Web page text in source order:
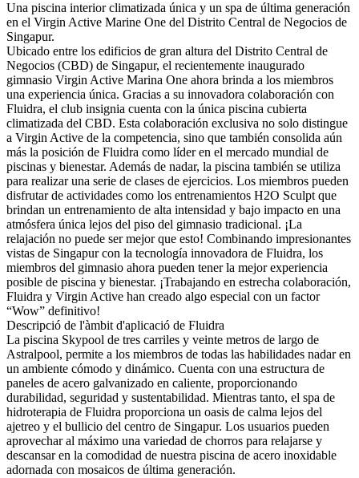
Una piscina interior climatizada única y un spa de última generación
en el Virgin Active Marine One del Distrito Central de Negocios de
Singapur.
Ubicado entre los edificios de gran altura del Distrito Central de
Negocios (CBD) de Singapur, el recientemente inaugurado
gimnasio Virgin Active Marina One ahora brinda a los miembros
una experiencia única. Gracias a su innovadora colaboración con
Fluidra, el club insignia cuenta con la única piscina cubierta
climatizada del CBD. Esta colaboración exclusiva no solo distingue
a Virgin Active de la competencia, sino que también consolida aún
más la posición de Fluidra como líder en el mercado mundial de
piscinas y bienestar. Además de nadar, la piscina también se utiliza
para realizar una serie de clases de ejercicios. Los miembros pueden
disfrutar de actividades como los entrenamientos H2O Sculpt que
brindan un entrenamiento de alta intensidad y bajo impacto en una
atmósfera única lejos del piso del gimnasio tradicional. ¡La
relajación no puede ser mejor que esto! Combinando impresionantes
vistas de Singapur con la tecnología innovadora de Fluidra, los
miembros del gimnasio ahora pueden tener la mejor experiencia
posible de piscina y bienestar. ¡Trabajando en estrecha colaboración,
Fluidra y Virgin Active han creado algo especial con un factor
“Wow” definitivo!
Descripció de l'àmbit d'aplicació de Fluidra
La piscina Skypool de tres carriles y veinte metros de largo de
Astralpool, permite a los miembros de todas las habilidades nadar en
un ambiente cómodo y dinámico. Cuenta con una estructura de
paneles de acero galvanizado en caliente, proporcionando
durabilidad, seguridad y sustentabilidad. Mientras tanto, el spa de
hidroterapia de Fluidra proporciona un oasis de calma lejos del
ajetreo y el bullicio del centro de Singapur. Los usuarios pueden
aprovechar al máximo una variedad de chorros para relajarse y
descansar en la comodidad de nuestra piscina de acero inoxidable
adornada con mosaicos de última generación.